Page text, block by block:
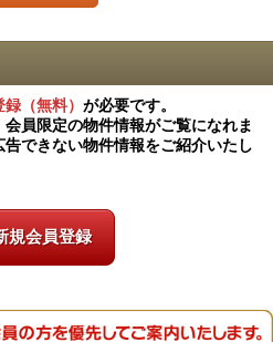
（無料） が必要です。
員限定の物件情報がご覧になれま
できない物件情報をご紹介いたし
規会員登録